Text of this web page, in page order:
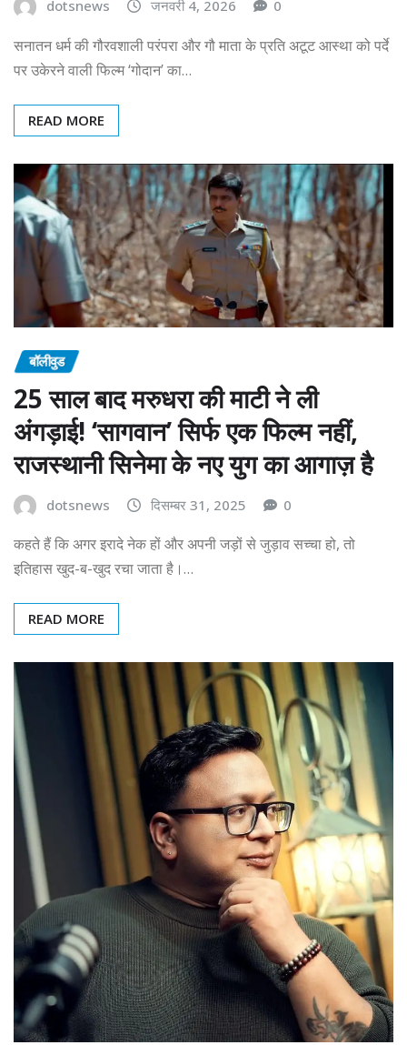
dotsnews जनवरी 4, 2026 0
सनातन धर्म की गौरवशाली परंपरा और गौ माता के प्रति अटूट आस्था को पर्दे
पर उकेरने वाली फिल्म ‘गोदान’ का…
READ MORE
बॉलीवुड
25 साल बाद मरुधरा की माटी ने ली
अंगड़ाई! ‘सागवान’ सिर्फ एक फिल्म नहीं,
राजस्थानी सिनेमा के नए युग का आगाज़ है
dotsnews दिसम्बर 31, 2025 0
कहते हैं कि अगर इरादे नेक हों और अपनी जड़ों से जुड़ाव सच्चा हो, तो
इतिहास खुद-ब-खुद रचा जाता है।…
READ MORE